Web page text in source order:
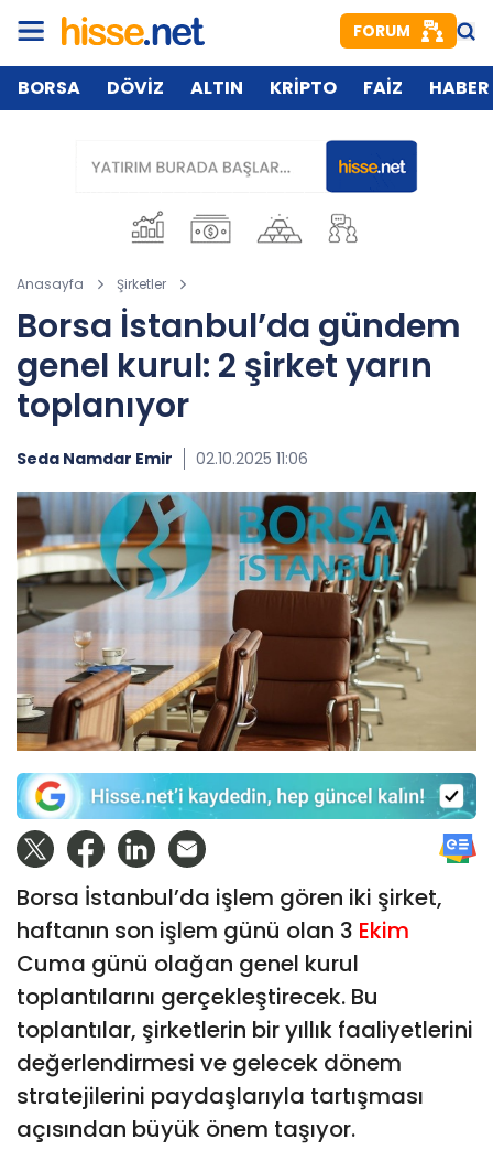
FORUM
BORSA DÖVİZ ALTIN KRİPTO FAİZ HABER
Anasayfa Şirketler
Borsa İstanbul’da gündem
genel kurul: 2 şirket yarın
toplanıyor
Seda Namdar Emir 02.10.2025 11:06
Borsa İstanbul’da işlem gören iki şirket,
haftanın son işlem günü olan 3 Ekim
Cuma günü olağan genel kurul
toplantılarını gerçekleştirecek. Bu
toplantılar, şirketlerin bir yıllık faaliyetlerini
değerlendirmesi ve gelecek dönem
stratejilerini paydaşlarıyla tartışması
açısından büyük önem taşıyor.